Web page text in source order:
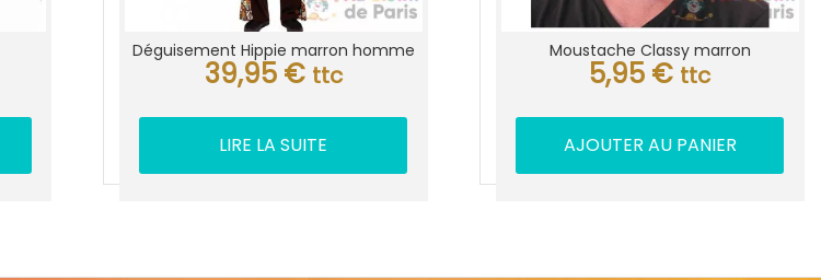
Déguisement Hippie marron homme
39,95 € ttc
LIRE LA SUITE
Moustache Classy marron
5,95 € ttc
AJOUTER AU PANIER